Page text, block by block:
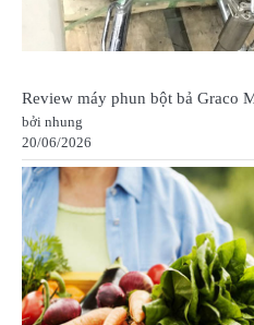
Review máy phun bột bả Graco
bởi nhung
20/06/2026